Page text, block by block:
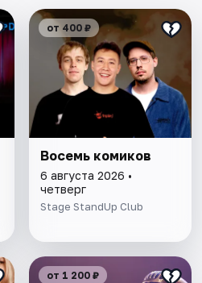
от 400 ₽
Восемь комиков
6 августа 2026 •
четверг
Stage StandUp Club
от 1 200 ₽